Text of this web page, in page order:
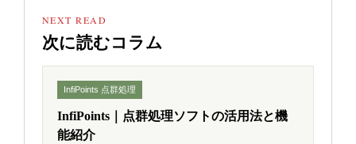
NEXT READ
次に読むコラム
InfiPoints 点群処理
InfiPoints｜点群処理ソフトの活用法と機
能紹介